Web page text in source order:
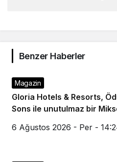
Benzer Haberler
Magazin
Gloria Hotels & Resorts,
Sons ile unutulmaz bir
6 Ağustos 2026 - Per -